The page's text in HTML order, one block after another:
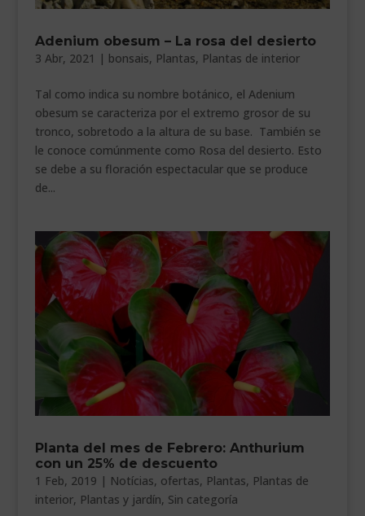
VEURE EN CATALÀ
Adenium obesum – La rosa del desierto
3 Abr, 2021 | bonsais, Plantas, Plantas de interior
Tal como indica su nombre botánico, el Adenium
obesum se caracteriza por el extremo grosor de su
tronco, sobretodo a la altura de su base. También se
le conoce comúnmente como Rosa del desierto. Esto
se debe a su floración espectacular que se produce
de...
Planta del mes de Febrero: Anthurium
con un 25% de descuento
1 Feb, 2019 | Notícias, ofertas, Plantas, Plantas de
interior, Plantas y jardín, Sin categoría